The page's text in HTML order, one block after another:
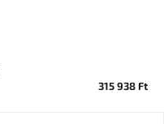
315 938 Ft